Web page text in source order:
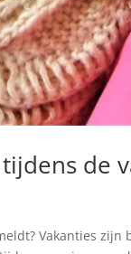
de
Vakanties zijn